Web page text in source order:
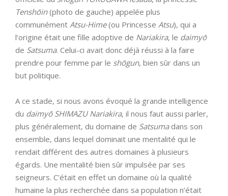
Tenshōin(photo de gauche) appelée plus
communément Atsu-Hime(ou Princesse Atsu), qui a
l’origine était une fille adoptive de Nariakira, le daimyō
de Satsuma. Celui-ci avait donc déjà réussi à la faire
prendre pour femme par le shōgun, bien sûr dans un
but politique.
A ce stade, si nous avons évoqué la grande intelligence
du daimyō SHIMAZU Nariakira, il nous faut aussi parler,
plus généralement, du domaine de Satsumadans son
ensemble, dans lequel dominait une mentalité qui le
rendait différent des autres domaines à plusieurs
égards. Une mentalité bien sûr impulsée par ses
seigneurs. C’était en effet un domaine où la qualité
humaine la plus recherchée dans sa population n’était